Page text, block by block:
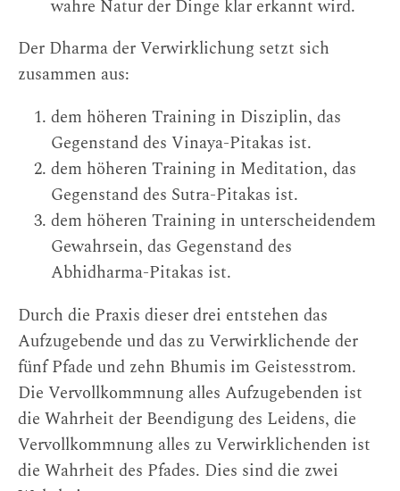
wahre Natur der Dinge klar erkannt wird.
Der Dharma der Verwirklichung setzt sich
zusammen aus:
dem höheren Training in Disziplin, das
Gegenstand des Vinaya-Pitakas ist.
dem höheren Training in Meditation, das
Gegenstand des Sutra-Pitakas ist.
dem höheren Training in unterscheidendem
Gewahrsein, das Gegenstand des
Abhidharma-Pitakas ist.
Durch die Praxis dieser drei entstehen das
Aufzugebende und das zu Verwirklichende der
fünf Pfade und zehn Bhumis im Geistesstrom.
Die Vervollkommnung alles Aufzugebenden ist
die Wahrheit der Beendigung des Leidens, die
Vervollkommnung alles zu Verwirklichenden ist
die Wahrheit des Pfades. Dies sind die zwei